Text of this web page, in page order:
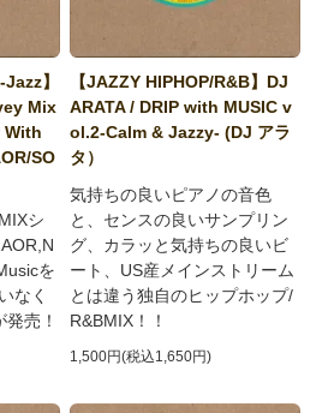
】
Mix
With
SO
シ
を
なく
売！
【JAZZY HIPHOP/R&B】DJ
ARATA / DRIP with MUSIC v
ol.2-Calm & Jazzy- (DJ アラ
タ）
気持ちの良いピアノの音色
と、センスの良いサンプリン
グ、カラッと気持ちの良いビ
ート、US産メインストリーム
とは違う独自のヒップホップ/
R&BMIX！！
1,500円(税込1,650円)